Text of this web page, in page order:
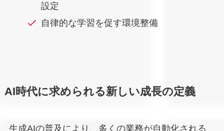
設定
自律的な学習を促す環境整備
AI時代に求められる新しい成長の定義
生成AIの普及により、多くの業務が自動化される